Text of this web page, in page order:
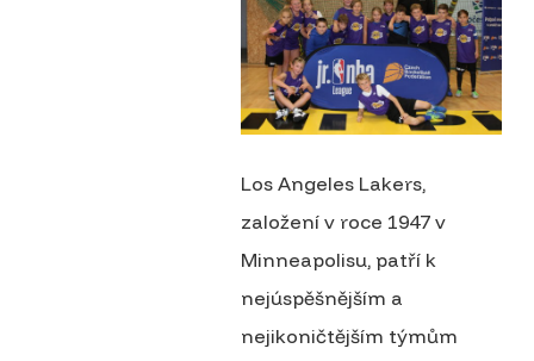
Los Angeles Lakers,
založení v roce 1947 v
Minneapolisu, patří k
nejúspěšnějším a
nejikoničtějším týmům